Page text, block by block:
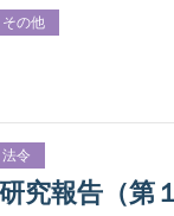
その他
法令
究報告（第